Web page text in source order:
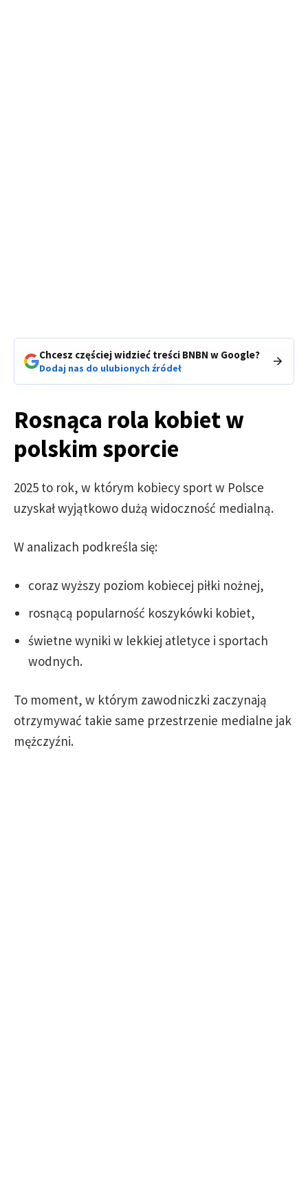
Chcesz częściej widzieć treści BNBN w Google?
Dodaj nas do ulubionych źródeł
Rosnąca rola kobiet w
polskim sporcie
2025 to rok, w którym kobiecy sport w Polsce
uzyskał wyjątkowo dużą widoczność medialną.
W analizach podkreśla się:
coraz wyższy poziom kobiecej piłki nożnej,
rosnącą popularność koszykówki kobiet,
świetne wyniki w lekkiej atletyce i sportach
wodnych.
To moment, w którym zawodniczki zaczynają
otrzymywać takie same przestrzenie medialne jak
mężczyźni.